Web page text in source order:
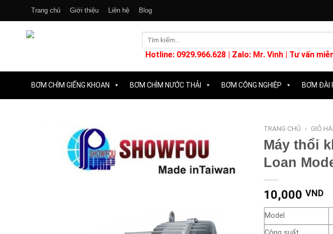
content
Trang chủ Giới thiệu Liên hệ Blog
Tìm
Hotline: 0929.966.628 | Zalo: Mr. Vinh | Tư vấn
BƠM CHÌM GIẾNG KHOAN BƠM CHÌM NƯỚC THẢI BƠM CÔNG NGHIỆP BƠM ĐÀI
TRANG CHỦ » GIỎ
Máy thổi
Loan
10,000 VND
Model